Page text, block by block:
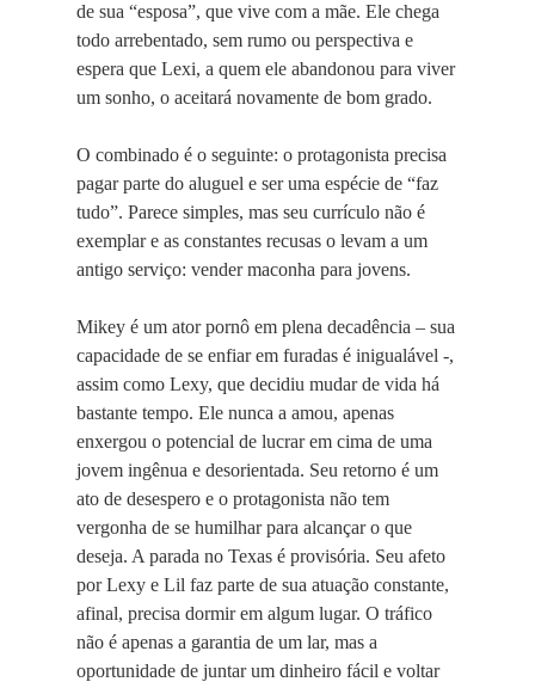
de sua “esposa”, que vive com a mãe. Ele chega
todo arrebentado, sem rumo ou perspectiva e
espera que Lexi, a quem ele abandonou para viver
um sonho, o aceitará novamente de bom grado.
O combinado é o seguinte: o protagonista precisa
pagar parte do aluguel e ser uma espécie de “faz
tudo”. Parece simples, mas seu currículo não é
exemplar e as constantes recusas o levam a um
antigo serviço: vender maconha para jovens.
Mikey é um ator pornô em plena decadência – sua
capacidade de se enfiar em furadas é inigualável -,
assim como Lexy, que decidiu mudar de vida há
bastante tempo. Ele nunca a amou, apenas
enxergou o potencial de lucrar em cima de uma
jovem ingênua e desorientada. Seu retorno é um
ato de desespero e o protagonista não tem
vergonha de se humilhar para alcançar o que
deseja. A parada no Texas é provisória. Seu afeto
por Lexy e Lil faz parte de sua atuação constante,
afinal, precisa dormir em algum lugar. O tráfico
não é apenas a garantia de um lar, mas a
oportunidade de juntar um dinheiro fácil e voltar